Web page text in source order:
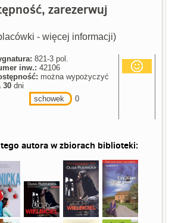
zarezerwuj
- więcej informacji)
821-3 pol.
inw.: 42106
można wypożyczyć
30 dni
schowek
0
autora w zbiorach biblioteki: